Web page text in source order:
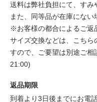
送料は弊社負担にて、すみ
また、同等品が在庫にない
※お客様の都合によるご返
サイズ交換などは、こちら
すので、ご要望は別途ご
21:00)
返品期限
到着より3日後までにお電